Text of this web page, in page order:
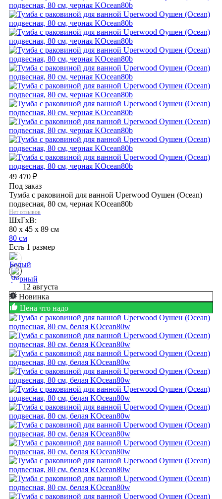
49 470 ₽
Под заказ
Тумба с раковиной для ванной Uperwood Оушен (Ocean)
подвесная, 80 см, черная KOcean80b
Нет отзывов
ШхГхВ:
80 x 45 x 89 см
80 см
Есть 1 размер
12 августа
Новинка
Цена что надо